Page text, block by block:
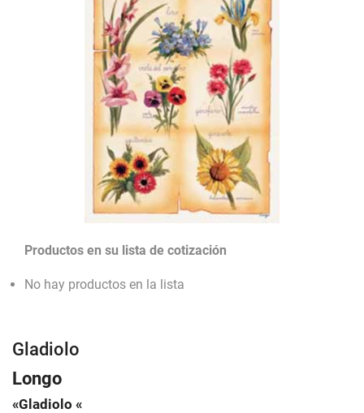
Productos en su lista de cotización
No hay productos en la lista
Gladiolo
Longo
«Gladiolo «